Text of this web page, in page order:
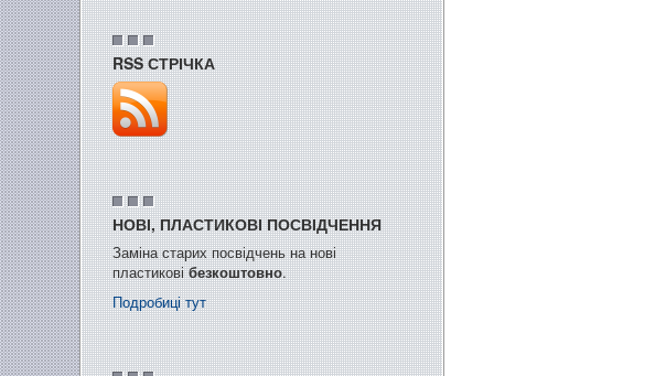
RSS СТРІЧКА
НОВІ, ПЛАСТИКОВІ ПОСВІДЧЕННЯ
Заміна старих посвідчень на нові
пластиковібезкоштовно.
Подробиці тут